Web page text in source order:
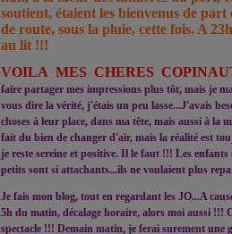
soutient, étaient les bienvenus de
de route, sous la pluie, cette fois. A
au lit !!!
VOILA MES CHERES
faire partager mes impressions plus tôt, mais je
vous dire la vérité, j'étais un peu lasse...J'avais
choses à leur place, dans ma tête, mais aussi à la
fait du bien de changer d'air, mais la réalité est
je reste sereine et positive. Il le faut !!! Les enfants
petits sont si attachants...ils ne voulaient plus
Je fais mon blog, tout en regardant les JO...A
5h du matin, décalage horaire, alors moi aussi !!!
spectacle !!! Demain matin, je ferai surement une